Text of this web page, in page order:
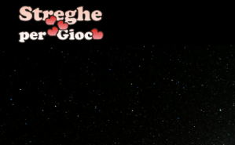
contenuto